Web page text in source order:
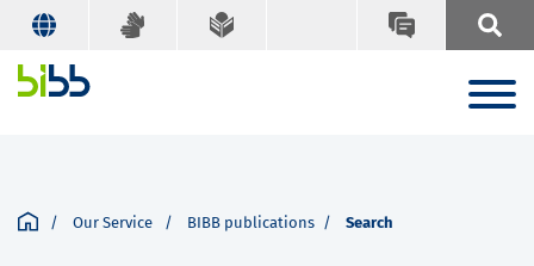
Our Service BIBB publications Search